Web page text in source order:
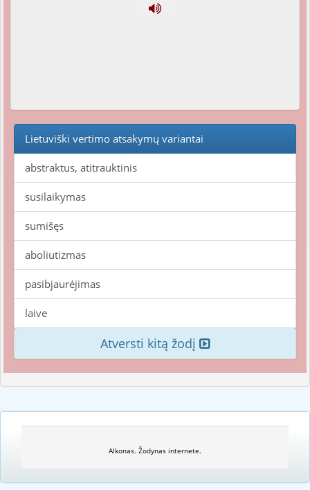
Lietuviški vertimo atsakymų variantai
abstraktus, atitrauktinis
susilaikymas
sumišęs
aboliutizmas
pasibjaurėjimas
laive
Atversti kitą žodį
Alkonas. Žodynas internete.